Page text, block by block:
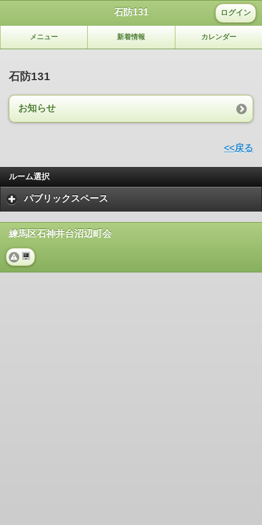
石防131 ログイン
メニュー 新着情報 カレンダー
石防131
お知らせ
<<戻る
ルーム選択
パブリックスペース
練馬区石神井台沼辺町会